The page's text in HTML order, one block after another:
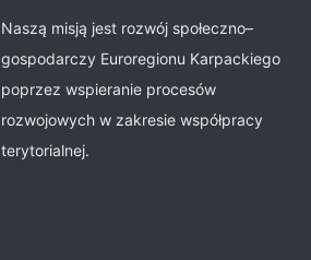
Naszą misją jest rozwój społeczno–
gospodarczy Euroregionu Karpackiego
poprzez wspieranie procesów
rozwojowych w zakresie współpracy
terytorialnej.